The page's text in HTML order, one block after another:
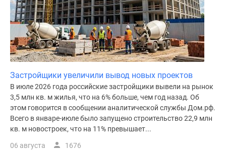
ипотеку
Бизнес-
центры
Коттеджи
Скидки
акции
Макс
Застройщики увеличили вывод новых проектов
В июле 2026 года российские застройщики вывели на рынок
3,5 млн кв. м жилья, что на 6% больше, чем год назад. Об
этом говорится в сообщении аналитической службы Дом.рф.
Всего в январе-июле было запущено строительство 22,9 млн
кв. м новостроек, что на 11% превышает...
06 августа 1676